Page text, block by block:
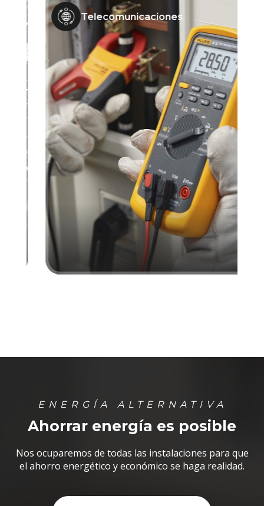
Telecomunicaciones
ENERGÍA ALTERNATIVA
Ahorrar energía es posible
Nos ocuparemos de todas las instalaciones para que
el ahorro energético y económico se haga realidad.